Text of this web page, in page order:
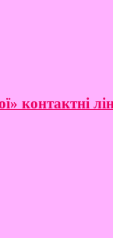
контактні